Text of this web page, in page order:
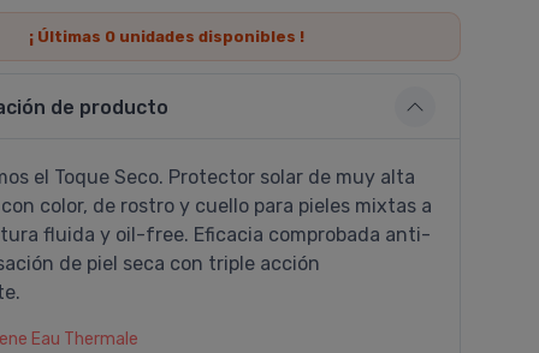
¡ Últimas 0 unidades disponibles !
de producto
el Toque Seco. Protector solar de muy alta
color, de rostro y cuello para pieles mixtas a
fluida y oil-free. Eficacia comprobada anti-
de piel seca con triple acción
Eau Thermale